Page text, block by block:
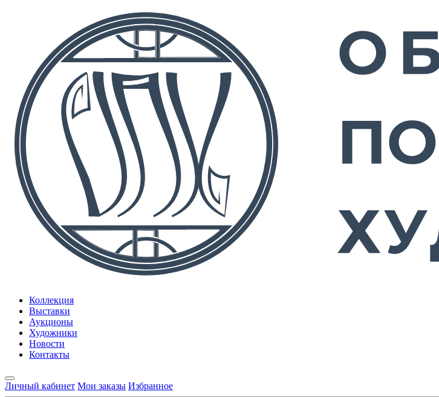
Коллекция
Выставки
Аукционы
Художники
Новости
Контакты
Личный кабинет Мои заказы Избранное